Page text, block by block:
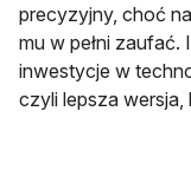
precyzyjny, choć
mu w pełni zaufać.
inwestycje w
czyli lepsza wersja,